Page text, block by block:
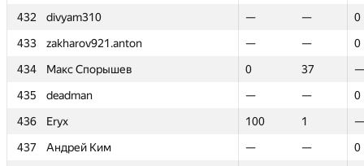
432
divyam310 — —
0
433
zakharov921.anton — —
0
434
Макс Спорышев 0 37
—
435
deadman — —
0
436
Eryx 100 1
—
437
Андрей Ким — —
0
432
divyam310 — —
0
433
zakharov921.anton — —
0
434
Макс Спорышев 0 37
—
435
deadman — —
0
436
Eryx 100 1
—
437
Андрей Ким — —
0